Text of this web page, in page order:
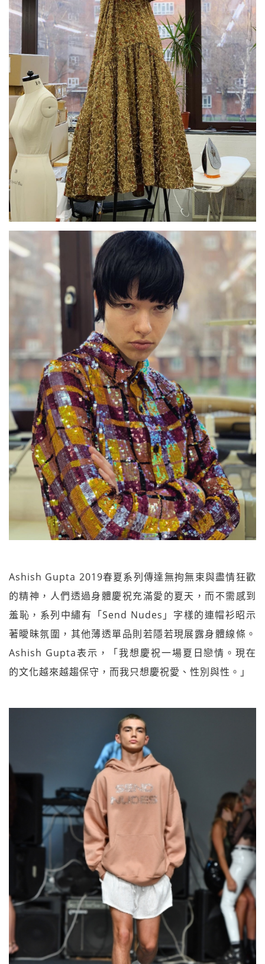
Ashish Gupta 2019春夏系列傳達無拘無束與盡情狂歡
的精神，人們透過身體慶祝充滿愛的夏天，而不需感到
羞恥，系列中繡有「Send Nudes」字樣的連帽衫昭示
著曖昧氛圍，其他薄透單品則若隱若現展露身體線條。
Ashish Gupta表示，「我想慶祝一場夏日戀情。現在
的文化越來越趨保守，而我只想慶祝愛、性別與性。」